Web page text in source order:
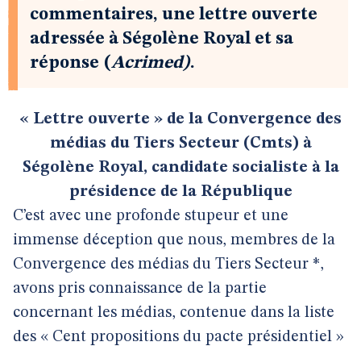
commentaires, une lettre ouverte
adressée à Ségolène Royal et sa
réponse (Acrimed).
« Lettre ouverte » de la Convergence des
médias du Tiers Secteur (Cmts) à
Ségolène Royal, candidate socialiste à la
présidence de la République
C’est avec une profonde stupeur et une
immense déception que nous, membres de la
Convergence des médias du Tiers Secteur *,
avons pris connaissance de la partie
concernant les médias, contenue dans la liste
des « Cent propositions du pacte présidentiel »